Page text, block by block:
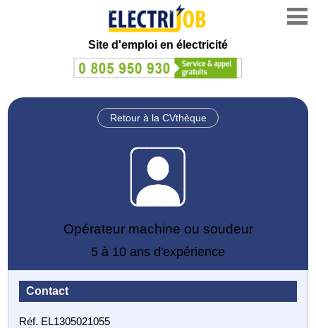
Site d'emploi en électricité
Retour à la CVthèque
Opérateur machine ou soudeur
5 à 10 ans d'expérience
Contact
Réf. EL1305021055